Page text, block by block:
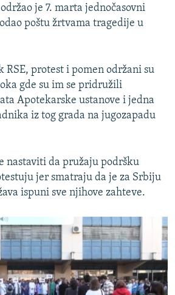
je 7. marta jednočasovni
poštu žrtvama tragedije u
RSE, protest i pomen održani su
gde su im se pridružili
Apotekarske ustanove i jedna
iz tog grada na jugozapadu
nastaviti da pružaju podršku
jer smatraju da je za Srbiju
ispuni sve njihove zahteve.